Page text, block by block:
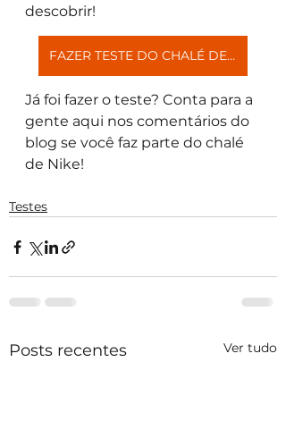
descobrir!
FAZER TESTE DO CHALÉ DE NIKE
Já foi fazer o teste? Conta para a
gente aqui nos comentários do
blog se você faz parte do chalé
de Nike!
Testes
Posts recentes Ver tudo